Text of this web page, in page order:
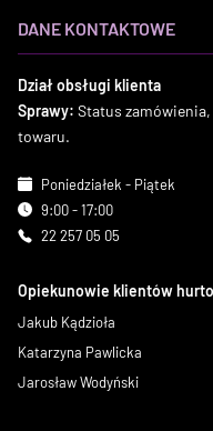
DANE KONTAKTOWE
Dział obsługi klienta
Sprawy: Status
towaru.
Poniedziałek - Piątek
9:00 - 17:00
22 257 05 05
Opiekunowie klientów
Jakub Kądzioła
Katarzyna Pawlicka
Jarosław Wodyński